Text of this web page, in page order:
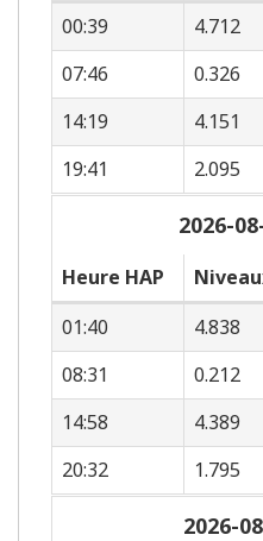
00:39
4.712
07:46
0.326
14:19
4.151
19:41
2.095
2026-
Heure HAP
01:40
4.838
08:31
0.212
14:58
4.389
20:32
1.795
2026-